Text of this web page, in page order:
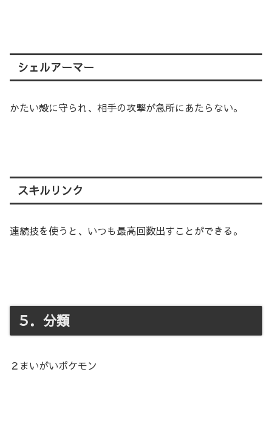
シェルアーマー
かたい殻に守られ、相手の攻撃が急所にあたらない。
スキルリンク
連続技を使うと、いつも最高回数出すことができる。
５．分類
２まいがいポケモン